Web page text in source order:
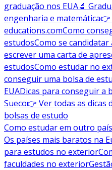
graduação nos EUA🔬
engenharia e matemática👉
educations.comComo
estudosComo se
escrever uma carta de
estudosComo estudar no
conseguir uma bolsa de
EUADicas para conseguir a
Sueco👉 Ver todas as dicas
bolsas de estudo
Como estudar em outro país
Os países mais baratos na
para estudos no exterior
faculdades no exterior